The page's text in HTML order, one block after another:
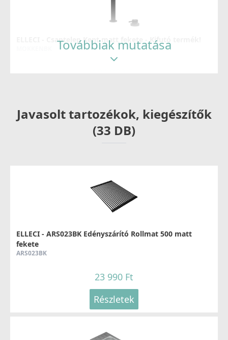
ELLECI - Csaptelep Kent matt fekete - Kifutó termék!
ELLECI - Csaptelep Fold Matt fekete
ELLECI - Csaptelep Stream Plus - matt fekete
Továbbiak mutatása
Javasolt tartozékok, kiegészítők
(33 DB)
ELLECI - ARS023BK Edényszárító Rollmat 500 matt
fekete
ARS023BK
23 990 Ft
Részletek